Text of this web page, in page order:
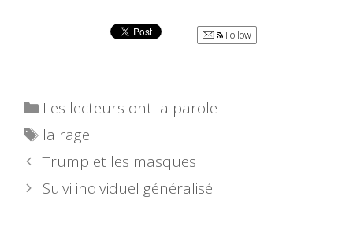
Follow
Catégories
Les lecteurs ont la parole
Étiquettes
la rage !
Trump et les masques
Suivi individuel généralisé